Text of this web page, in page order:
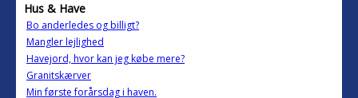
Hus & Have
Bo anderledes og billigt?
Mangler lejlighed
Havejord, hvor kan jeg købe mere?
Granitskærver
Min første forårsdag i haven.